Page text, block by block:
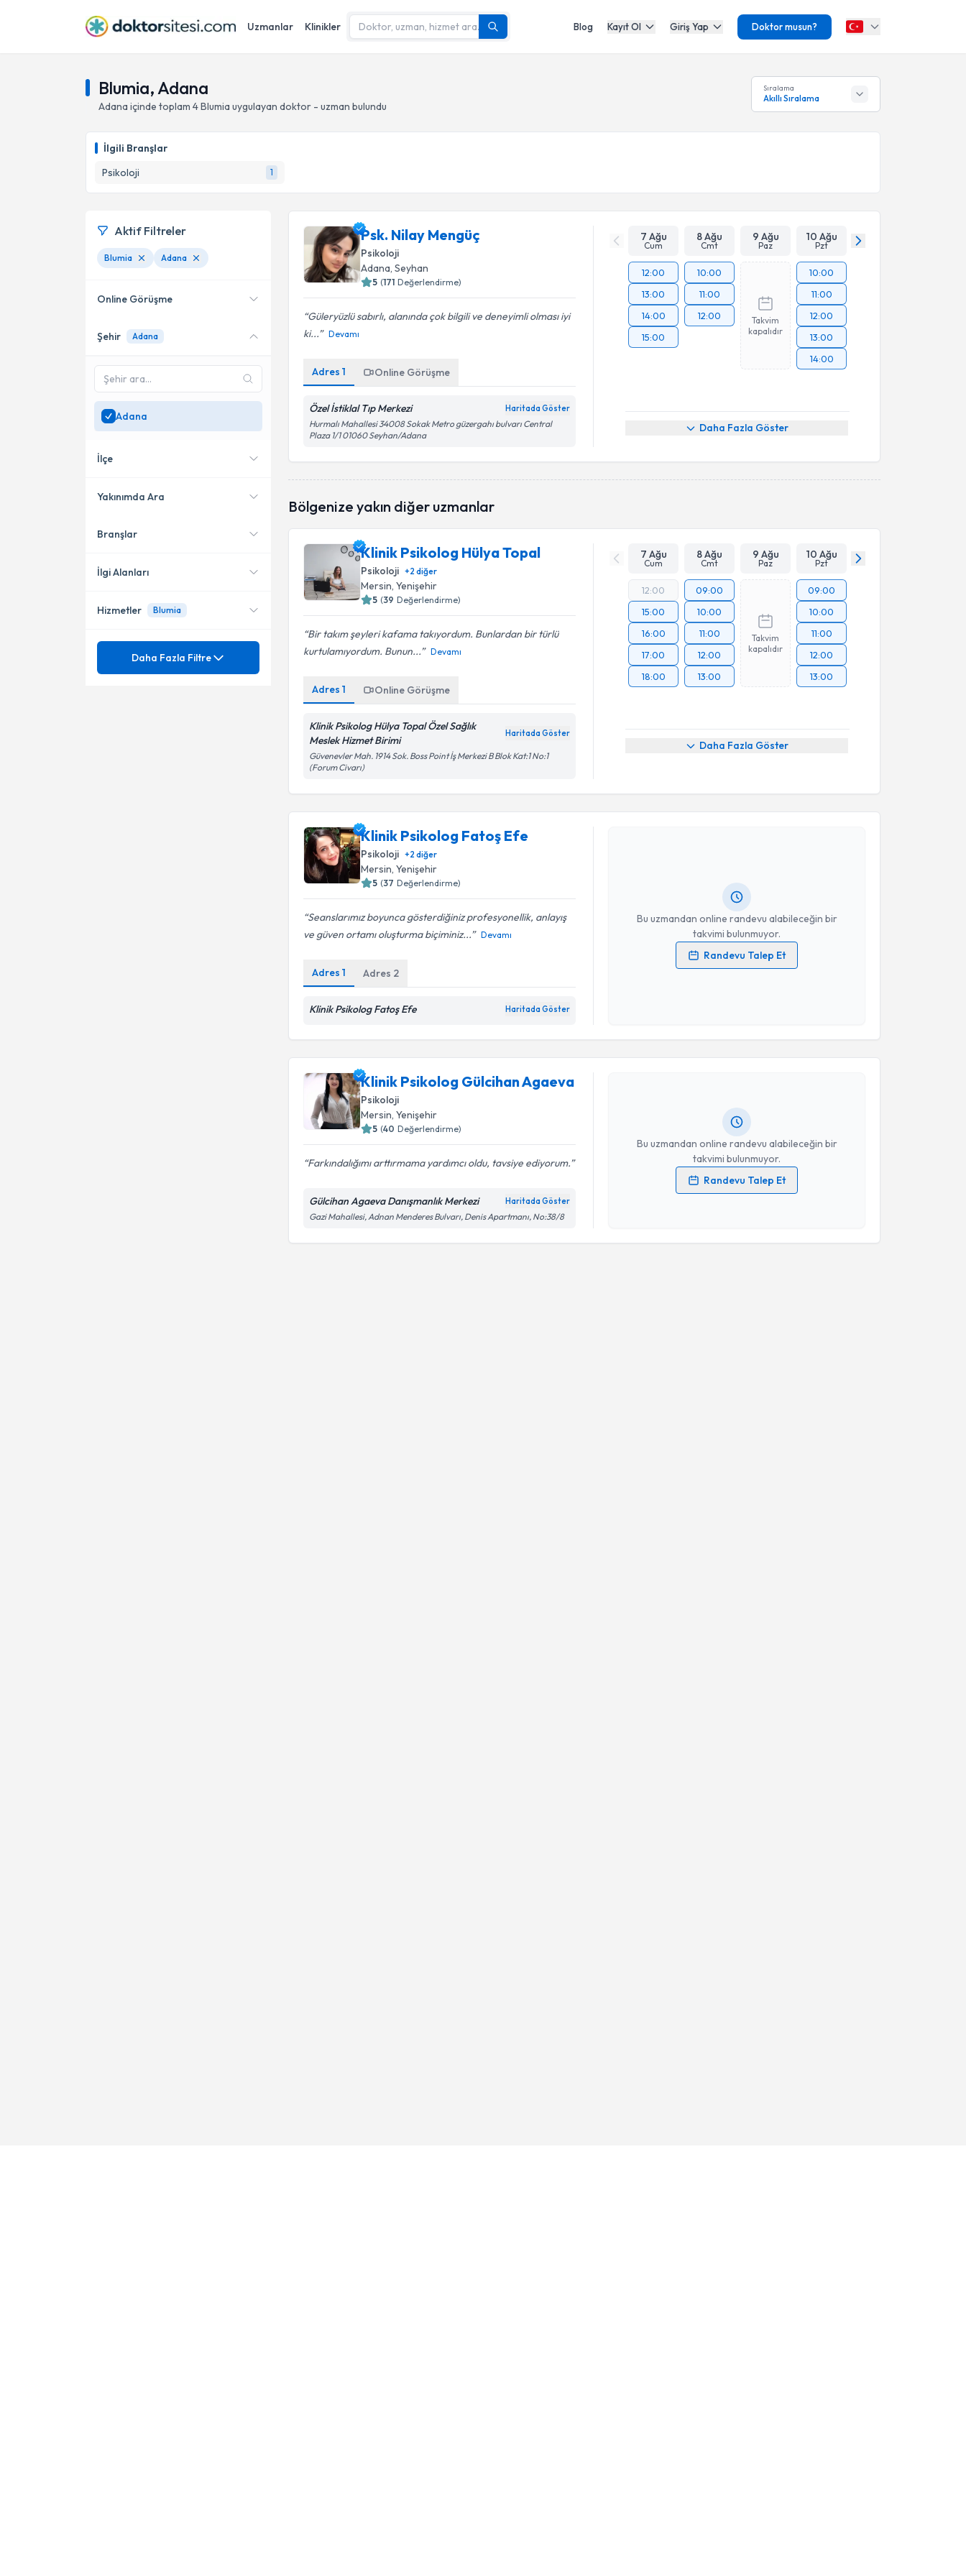
Uzmanlar Klinikler Blog Kayıt Ol Giriş Yap Doktor musun?
Blumia, Adana
Adana içinde toplam 4Blumia uygulayan doktor - uzman bulundu
Sıralama
Akıllı Sıralama
İlgili Branşlar
Psikoloji
1
Psk. Nilay Mengüç
Psikoloji
Adana, Seyhan
5 (171 Değerlendirme)
Güleryüzlü sabırlı, alanında çok bilgili ve deneyimli olması iyi
ki...
Devamı
Adres1 Online Görüşme
Özel İstiklal Tıp Merkezi Haritada Göster
Hurmalı Mahallesi 34008 Sokak Metro güzergahı bulvarı Central
Plaza 1/1 01060 Seyhan/Adana
7 Ağu
Cum
8 Ağu
Cmt
9 Ağu
Paz
10 Ağu
Pzt
12:00
13:00
14:00
15:00
10:00
11:00
12:00
Takvim
kapalıdır
10:00
11:00
12:00
13:00
14:00
Daha Fazla Göster
Bölgenize yakın diğer uzmanlar
Klinik Psikolog Hülya Topal
Psikoloji +2 diğer
Mersin, Yenişehir
5 (39 Değerlendirme)
Bir takım şeyleri kafama takıyordum. Bunlardan bir türlü
kurtulamıyordum. Bunun...
Devamı
Adres1 Online Görüşme
Klinik Psikolog Hülya Topal Özel Sağlık
Meslek Hizmet Birimi
Haritada Göster
Güvenevler Mah. 1914 Sok. Boss Point İş Merkezi B Blok Kat:1 No:1
(Forum Civarı)
7 Ağu
Cum
8 Ağu
Cmt
9 Ağu
Paz
10 Ağu
Pzt
12:00
15:00
16:00
17:00
18:00
09:00
10:00
11:00
12:00
13:00
Takvim
kapalıdır
09:00
10:00
11:00
12:00
13:00
Daha Fazla Göster
Klinik Psikolog Fatoş Efe
Psikoloji +2 diğer
Mersin, Yenişehir
5 (37 Değerlendirme)
Seanslarımız boyunca gösterdiğiniz profesyonellik, anlayış
ve güven ortamı oluşturma biçiminiz...
Devamı
Adres1 Adres 2
Klinik Psikolog Fatoş Efe Haritada Göster
Bu uzmandan online randevu alabileceğin bir
takvimi bulunmuyor.
Randevu Talep Et
Randevu Takvimi Talebi
Kişisel verilerimin işlenmesine ilişkinAydınlatma Metni
Takvim Talebini Gönder
Klinik Psikolog Gülcihan Agaeva
Psikoloji
Mersin, Yenişehir
5 (40 Değerlendirme)
Farkındalığımı arttırmama yardımcı oldu, tavsiye ediyorum.
Gülcihan Agaeva Danışmanlık Merkezi Haritada Göster
Gazi Mahallesi, Adnan Menderes Bulvarı, Denis Apartmanı, No:38/8
Bu uzmandan online randevu alabileceğin bir
takvimi bulunmuyor.
Randevu Talep Et
Kişisel verilerimin işlenmesine ilişkinAydınlatma Metni
Aktif Filtreler
Blumia Adana
Online Görüşme
Online danışmanlık sunan
SadeceAdana
uzman ara
Şehir Adana
Adana
İlçe
Seyhan
Yakınımda Ara
Konumuma yakın uzmanları
Branşlar
Psikoloji
İlgi Alanları
2-3 Yaş Sendromu Ebeveyn
Hizmetler Blumia
Ünvan
Daha Fazla Filtre